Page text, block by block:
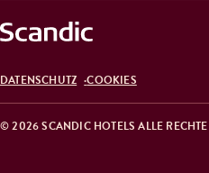
© 2026 SCANDIC HOTELS ALLE
DATENSCHUTZ COOKIES